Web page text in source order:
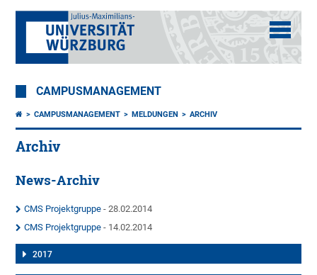
CAMPUSMANAGEMENT
CAMPUSMANAGEMENT MELDUNGEN ARCHIV
Archiv
News-Archiv
CMS Projektgruppe - 28.02.2014
CMS Projektgruppe - 14.02.2014
2017